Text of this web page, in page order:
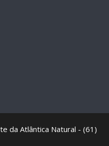
da Atlântica Natural - (61)